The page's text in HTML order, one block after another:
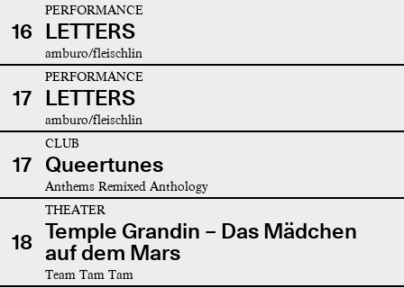
16
PERFORMANCE
LETTERS
amburo/fleischlin
17
PERFORMANCE
LETTERS
amburo/fleischlin
17
CLUB
Queertunes
Anthems Remixed Anthology
18
THEATER
Temple Grandin – Das Mädchen
auf dem Mars
Team Tam Tam